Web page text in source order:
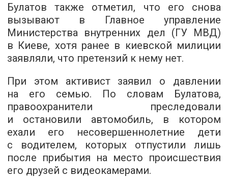
Булатов также отметил, что его снова
вызывают в Главное управление
Министерства внутренних дел (ГУ МВД)
в Киеве, хотя ранее в киевской милиции
заявляли, что претензий к нему нет.
При этом активист заявил о давлении
на его семью. По словам Булатова,
правоохранители преследовали
и остановили автомобиль, в котором
ехали его несовершеннолетние дети
с водителем, которых отпустили лишь
после прибытия на место происшествия
его друзей с видеокамерами.